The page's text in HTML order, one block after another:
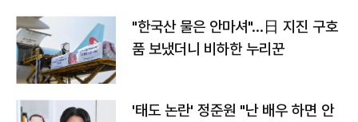
"한국산 물은 안마셔"…日 지진 구호
품 보냈더니 비하한 누리꾼
'태도 논란' 정준원 "난 배우 하면 안